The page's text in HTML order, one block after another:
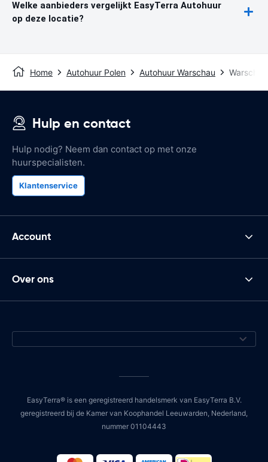
Welke aanbieders vergelijkt EasyTerra Autohuur
op deze locatie?
Home Autohuur Polen Autohuur Warschau
Hulp en contact
Hulp nodig? Neem dan contact op met onze
huurspecialisten.
Klantenservice
Account
Over ons
EasyTerra® is een geregistreerd handelsmerk van EasyTerra B.V.
geregistreerd bij de Kamer van Koophandel Leeuwarden, Nederland,
nummer 01104443